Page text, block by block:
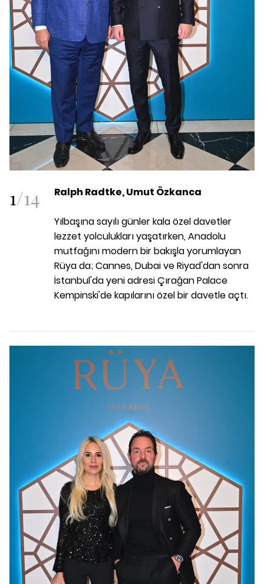
1/14 Ralph Radtke, Umut Özkanca
Yılbaşına sayılı günler kala özel davetler
lezzet yolculukları yaşatırken, Anadolu
mutfağını modern bir bakışla yorumlayan
Rüya da; Cannes, Dubai ve Riyad'dan sonra
İstanbul'da yeni adresi Çırağan Palace
Kempinski'de kapılarını özel bir davetle açtı.